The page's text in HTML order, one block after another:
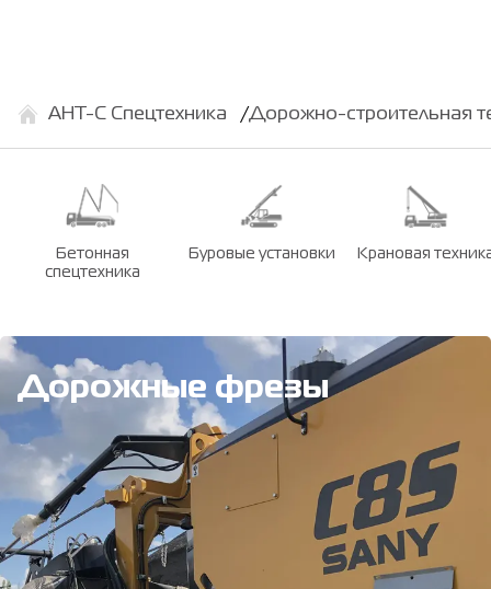
АНТ-С Спецтехника Дорожно-строительная
Бетонная
спецтехника
Буровые установки Крановая
Дорожные фрезы